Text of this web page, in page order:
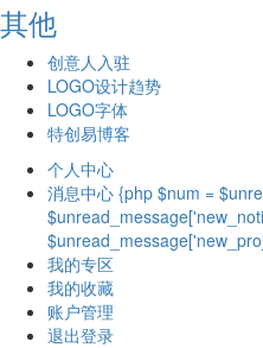
其他
创意人入驻
LOGO设计趋势
LOGO字体
特创易博客
个人中心
消息中心 {php $num =
我的专区
我的收藏
账户管理
退出登录